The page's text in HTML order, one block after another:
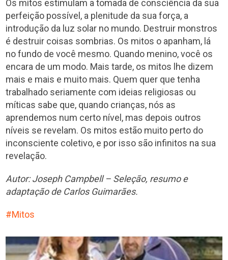
Os mitos estimulam a tomada de consciência da sua
perfeição possível, a plenitude da sua força, a
introdução da luz solar no mundo. Destruir monstros
é destruir coisas sombrias. Os mitos o apanham, lá
no fundo de você mesmo. Quando menino, você os
encara de um modo. Mais tarde, os mitos lhe dizem
mais e mais e muito mais. Quem quer que tenha
trabalhado seriamente com ideias religiosas ou
míticas sabe que, quando crianças, nós as
aprendemos num certo nível, mas depois outros
níveis se revelam. Os mitos estão muito perto do
inconsciente coletivo, e por isso são infinitos na sua
revelação.
Autor: Joseph Campbell – Seleção, resumo e
adaptação de Carlos Guimarães.
Mitos